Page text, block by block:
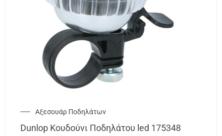
Αξεσουάρ Ποδηλάτων
Dunlop Κουδούνι Ποδηλάτου led 175348